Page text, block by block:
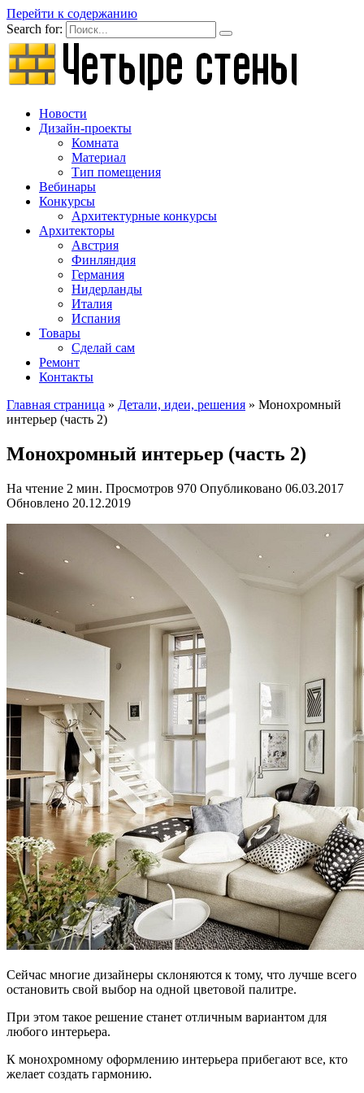
Перейти к содержанию
Search for:
Новости
Дизайн-проекты
Комната
Материал
Тип помещения
Вебинары
Конкурсы
Архитектурные конкурсы
Архитекторы
Австрия
Финляндия
Германия
Нидерланды
Италия
Испания
Товары
Сделай сам
Ремонт
Контакты
Главная страница » Детали, идеи, решения » Монохромный
интерьер (часть 2)
Монохромный интерьер (часть 2)
На чтение 2 мин. Просмотров 970 Опубликовано 06.03.2017
Обновлено 20.12.2019
Сейчас многие дизайнеры склоняются к тому, что лучше всего
остановить свой выбор на одной цветовой палитре.
При этом такое решение станет отличным вариантом для
любого интерьера.
К монохромному оформлению интерьера прибегают все, кто
желает создать гармонию.